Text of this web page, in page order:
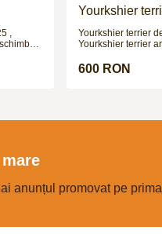
,
Yourkshier
Yourkshier terrier
Yourkshier terrier are: -12 saptamani -
nasterii= 8.09.2025 PRETUL ESTE
NEGOCIABIL!!!
600 RON
anunțul promovat pe